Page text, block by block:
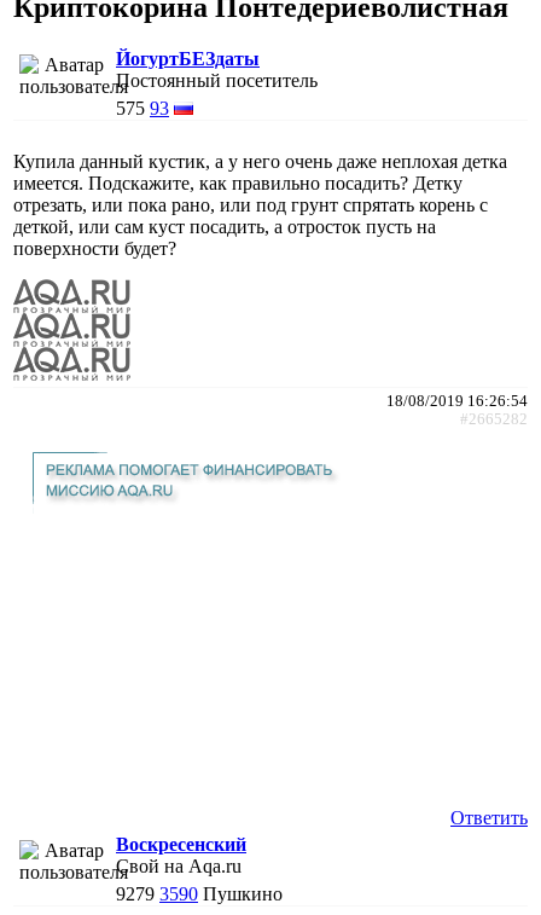
Криптокорина Понтедериеволистная
ЙогуртБЕЗдаты
Постоянный посетитель
575 93
Купила данный кустик, а у него очень даже неплохая детка
имеется. Подскажите, как правильно посадить? Детку
отрезать, или пока рано, или под грунт спрятать корень с
деткой, или сам куст посадить, а отросток пусть на
поверхности будет?
18/08/2019 16:26:54
#2665282
Ответить
Воскресенский
Свой на Aqa.ru
9279 3590 Пушкино